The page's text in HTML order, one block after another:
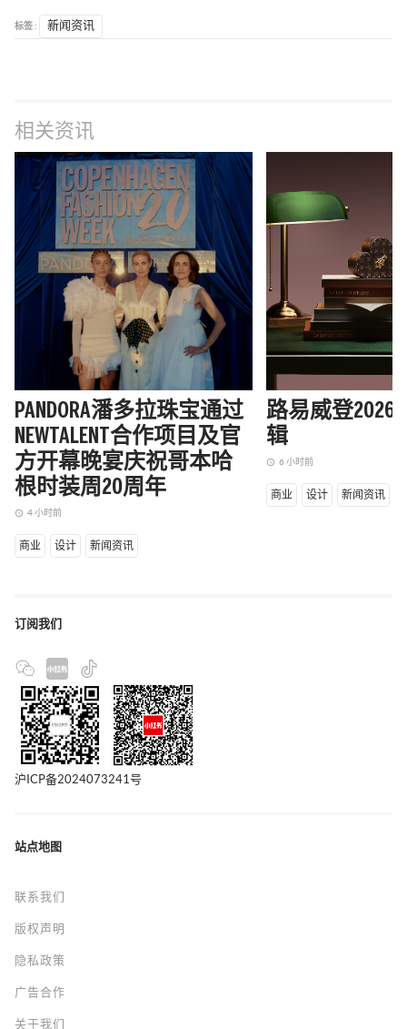
标签 : 新闻资讯
相关资讯
PANDORA潘多拉珠宝通过
NEWTALENT合作项目及官
方开幕晚宴庆祝哥本哈
根时装周20周年
access_time 4 小时前
商业 设计 新闻资讯
路易威登2026
辑
access_time 6 小时前
商业 设计 新闻资讯
订阅我们
沪ICP备2024073241号
站点地图
联系我们
版权声明
隐私政策
广告合作
关于我们